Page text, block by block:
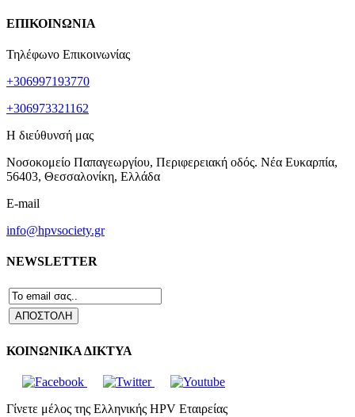
ΕΠΙΚΟΙΝΩΝΙΑ
Τηλέφωνο Επικοινωνίας
+306997193770
+306973321162
Η διεύθυνσή μας
Νοσοκομείο Παπαγεωργίου, Περιφερειακή οδός. Νέα Ευκαρπία,
56403, Θεσσαλονίκη, Ελλάδα
E-mail
info@hpvsociety.gr
NEWSLETTER
ΚΟΙΝΩΝΙΚΑ ΔΙΚΤΥΑ
Γίνετε μέλος της Ελληνικής HPV Εταιρείας